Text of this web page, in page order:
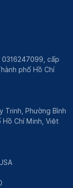
cấp
phố Hồ Chí
Trinh, Phường Bình
Chí Minh, Việt